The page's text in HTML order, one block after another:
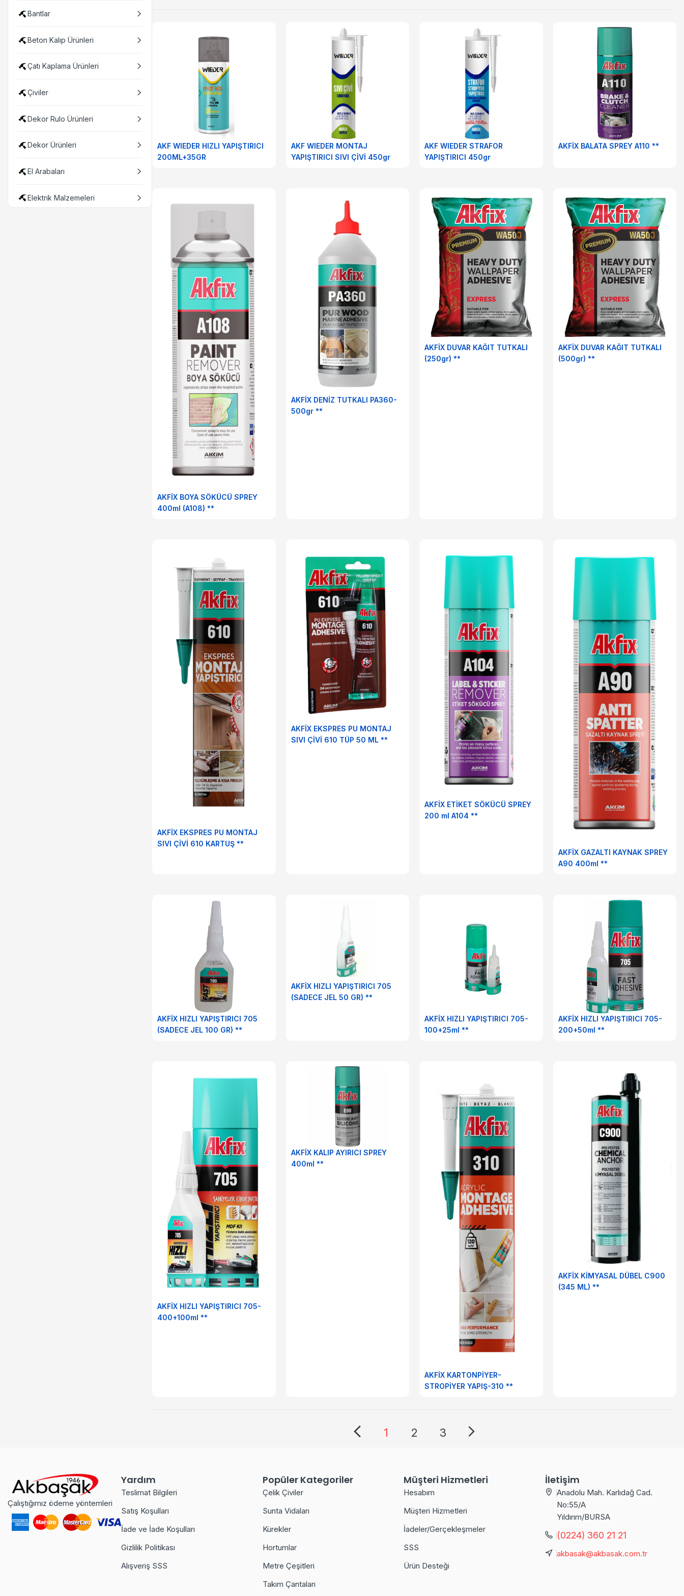
Bantlar
Beton Kalıp Ürünleri
Çatı Kaplama Ürünleri
Çiviler
Dekor Rulo Ürünleri
Dekor Ürünleri
El Arabaları
Elektrik Malzemeleri
AKF WIEDER HIZLI YAPIŞTIRICI
200ML+35GR
AKF WIEDER MONTAJ
YAPIŞTIRICI SIVI ÇİVİ 450gr
AKF WIEDER STRAFOR
YAPIŞTIRICI 450gr
AKFİX BALATA SPREY A110 **
AKFİX BOYA SÖKÜCÜ SPREY
400ml (A108) **
AKFİX DENİZ TUTKALI PA360-
500gr **
AKFİX DUVAR KAĞIT TUTKALI
(250gr) **
AKFİX DUVAR KAĞIT TUTKALI
(500gr) **
AKFİX EKSPRES PU MONTAJ
SIVI ÇİVİ 610 KARTUŞ **
AKFİX EKSPRES PU MONTAJ
SIVI ÇİVİ 610 TÜP 50 ML **
AKFİX ETİKET SÖKÜCÜ SPREY
200 ml A104 **
AKFİX GAZALTI KAYNAK SPREY
A90 400ml **
AKFİX HIZLI YAPIŞTIRICI 705
(SADECE JEL 100 GR) **
AKFİX HIZLI YAPIŞTIRICI 705
(SADECE JEL 50 GR) **
AKFİX HIZLI YAPIŞTIRICI 705-
100+25ml **
AKFİX HIZLI YAPIŞTIRICI 705-
200+50ml **
AKFİX HIZLI YAPIŞTIRICI 705-
400+100ml **
AKFİX KALIP AYIRICI SPREY
400ml **
AKFİX KARTONPİYER-
STROPİYER YAPIŞ-310 **
AKFİX KİMYASAL DÜBEL C900
(345 ML) **
1 2 3
Çalıştığımız ödeme yöntemleri
Yardım
Teslimat Bilgileri
Satış Koşulları
İade ve İade Koşulları
Gizlilik Politikası
Alışveriş SSS
Popüler Kategoriler
Çelik Çiviler
Sunta Vidaları
Kürekler
Hortumlar
Metre Çeşitleri
Takım Çantaları
Müşteri Hizmetleri
Hesabım
Müşteri Hizmetleri
İadeler/Gerçekleşmeler
SSS
Ürün Desteği
İletişim
Anadolu Mah. Karlıdağ Cad.
No:55/A
Yıldırım/BURSA
(0224) 360 21 21
akbasak@akbasak.com.tr